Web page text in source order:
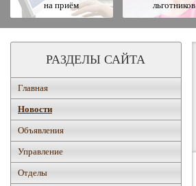
на приём
льготников
РАЗДЕЛЫ САЙТА
Главная
Новости
Объявления
Управление
Отделы